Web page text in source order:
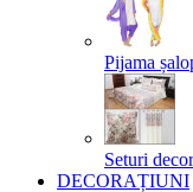
Pijama
Seturi
DECORAȚIUNI